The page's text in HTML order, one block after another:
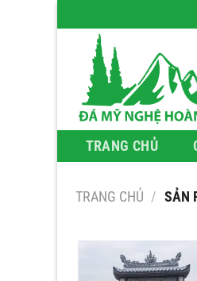
qua
TRANG CHỦ
TRANG CHỦ / SẢN